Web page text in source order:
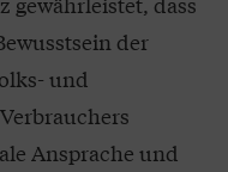
der
und
Ansprache und